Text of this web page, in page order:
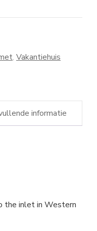
, Vakantiehuis
informatie
the inlet in Western